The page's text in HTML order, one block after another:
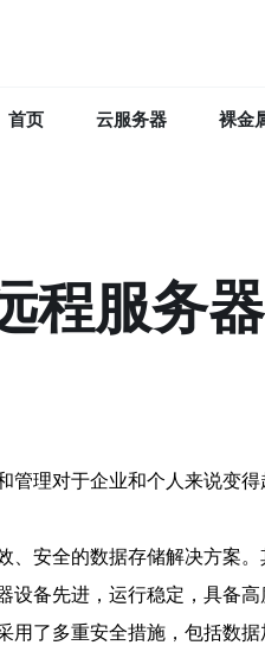
首页 云服务器 裸金
程服务
管理对于企业和个人来说变
、安全的数据存储解决方案。
设备先进，运行稳定，具备高
用了多重安全措施，包括数